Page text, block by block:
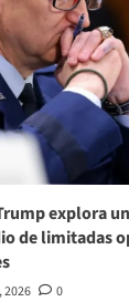
explora
de limitadas
2026 0